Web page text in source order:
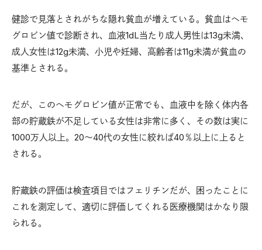
健診で見落とされがちな隠れ貧血が増えている。貧血はヘモ
グロビン値で診断され、血液1dL当たり成人男性は13g未満、
成人女性は12g未満、小児や妊婦、高齢者は11g未満が貧血の
基準とされる。
だが、このヘモグロビン値が正常でも、血液中を除く体内各
部の貯蔵鉄が不足している女性は非常に多く、その数は実に
1000万人以上。20～40代の女性に絞れば40％以上に上ると
される。
貯蔵鉄の評価は検査項目ではフェリチンだが、困ったことに
これを測定して、適切に評価してくれる医療機関はかなり限
られる。